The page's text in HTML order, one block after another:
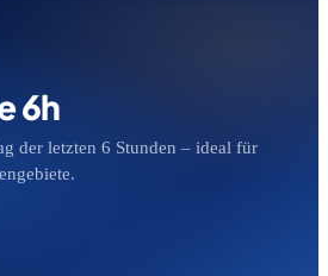
6h
der letzten 6 Stunden – ideal für